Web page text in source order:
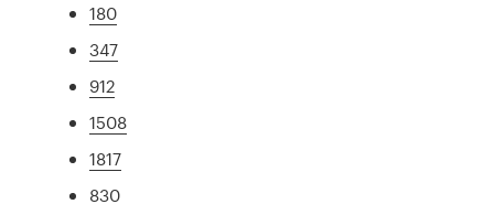
180
347
912
1508
1817
830